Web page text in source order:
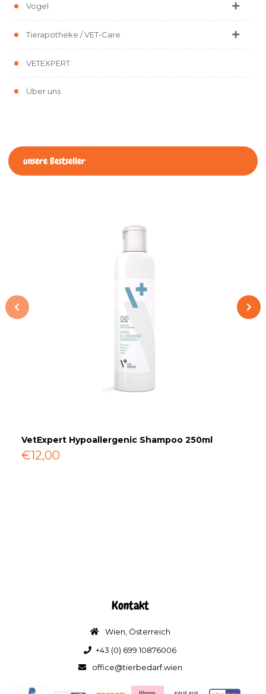
Vogel
Tierapotheke / VET-Care
VETEXPERT
Über uns
unsere Bestseller
VetExpert Hypoallergenic Shampoo 250ml
€12,00
Kontakt
Wien, Österreich
+43 (0) 699 10876006
office@tierbedarf.wien